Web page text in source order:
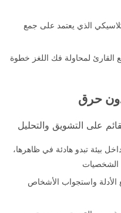
الذي يعتمد على جمع
القارئ لمحاولة فك اللغز خطوة
حرق
على التشويق والتحليل
بيئة تبدو هادئة في ظاهرها،
الشخصيات
الأدلة واستجواب الأشخاص